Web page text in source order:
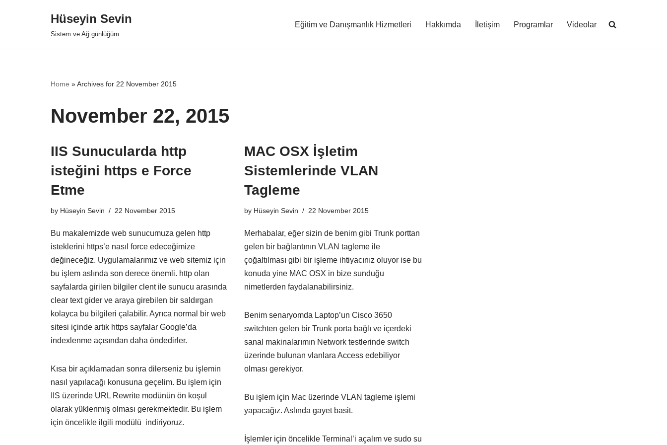
Hüseyin Sevin
Sistem ve Ağ günlüğüm...
Eğitim ve Danışmanlık Hizmetleri Hakkımda İletişim Programlar Videolar
Home »Archives for 22 November 2015
November 22, 2015
IIS Sunucularda http
isteğini https e Force
Etme
by Hüseyin Sevin 22 November 2015
Bu makalemizde web sunucumuza gelen http
isteklerini https’e nasıl force edeceğimize
değineceğiz. Uygulamalarımız ve web sitemiz için
bu işlem aslında son derece önemli. http olan
sayfalarda girilen bilgiler clent ile sunucu arasında
clear text gider ve araya girebilen bir saldırgan
kolayca bu bilgileri çalabilir. Ayrıca normal bir web
sitesi içinde artık https sayfalar Google’da
indexlenme açısından daha öndedirler.
Kısa bir açıklamadan sonra dilerseniz bu işlemin
nasıl yapılacağı konusuna geçelim. Bu işlem için
IIS üzerinde URL Rewrite modünün ön koşul
olarak yüklenmiş olması gerekmektedir. Bu işlem
için öncelikle ilgili modülü indiriyoruz.
MAC OSX İşletim
Sistemlerinde VLAN
Tagleme
by Hüseyin Sevin 22 November 2015
Merhabalar, eğer sizin de benim gibi Trunk porttan
gelen bir bağlantının VLAN tagleme ile
çoğaltılması gibi bir işleme ihtiyacınız oluyor ise bu
konuda yine MAC OSX in bize sunduğu
nimetlerden faydalanabilirsiniz.
Benim senaryomda Laptop’un Cisco 3650
switchten gelen bir Trunk porta bağlı ve içerdeki
sanal makinalarımın Network testlerinde switch
üzerinde bulunan vlanlara Access edebiliyor
olması gerekiyor.
Bu işlem için Mac üzerinde VLAN tagleme işlemi
yapacağız. Aslında gayet basit.
İşlemler için öncelikle Terminal’i açalım ve sudo su